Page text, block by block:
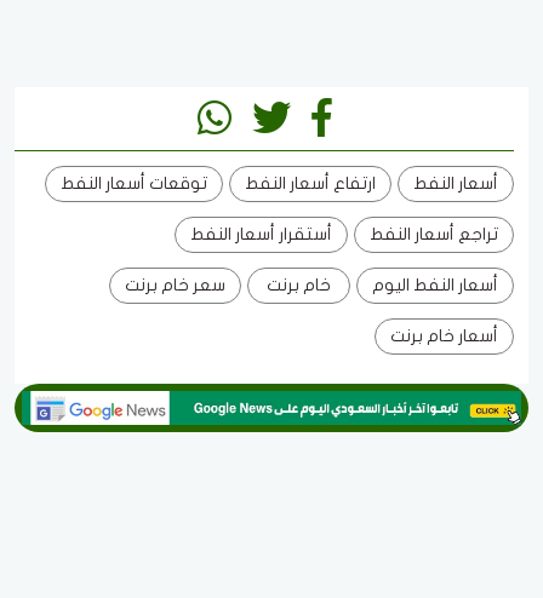
أسعار النفط ارتفاع أسعار النفط توقعات أسعار النفط
تراجع أسعار النفط أستقرار أسعار النفط
أسعار النفط اليوم خام برنت سعر خام برنت
أسعار خام برنت